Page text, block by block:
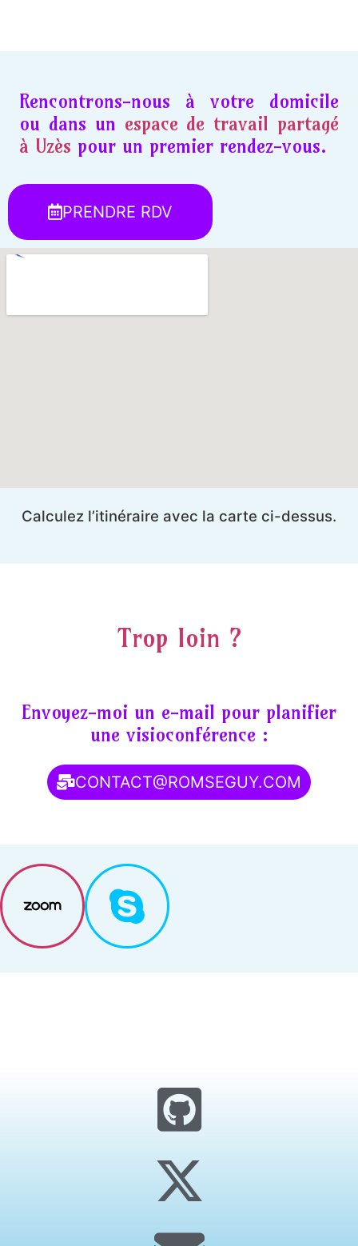
Rencontrons-nous à votre domicile
ou dans un espace de travail partagé
à Uzès pour un premier rendez-vous.
PRENDRE RDV
Calculez l’itinéraire avec la carte ci-dessus.
Trop loin ?
Envoyez-moi un e-mail pour planifier
une visioconférence :
CONTACT@ROMSEGUY.COM